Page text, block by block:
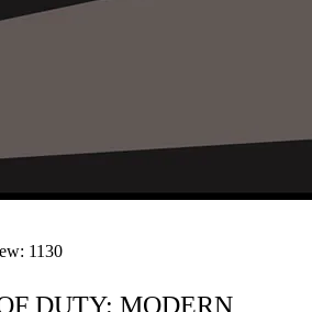
1130
DUTY: MODERN